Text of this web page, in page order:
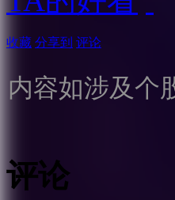
收藏 分享到 评论
内容如涉及个
评论